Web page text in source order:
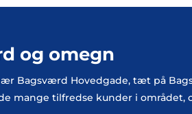
og omegn
Bagsværd Hovedgade, tæt på
mange tilfredse kunder i